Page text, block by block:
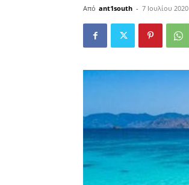
Από ant1south - 7 Ιουλίου 2020